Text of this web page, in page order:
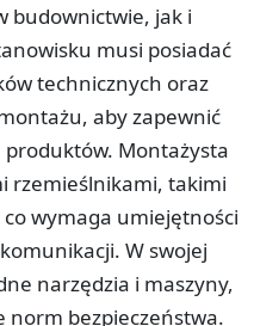
budownictwie, jak i
musi posiadać
technicznych oraz
aby zapewnić
produktów. Montażysta
rzemieślnikami, takimi
wymaga umiejętności
W swojej
narzędzia i maszyny,
norm bezpieczeństwa.